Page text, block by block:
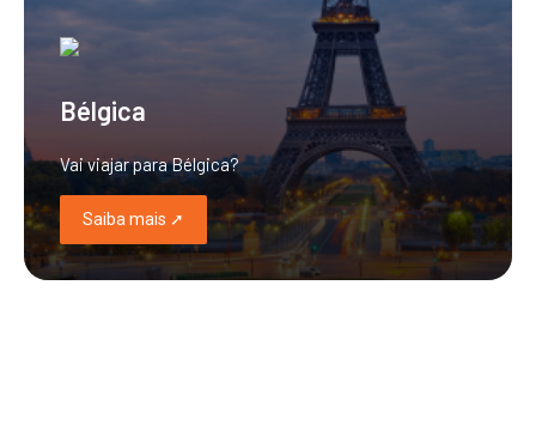
Bélgica
Vai viajar para Bélgica?
Saiba mais ➚